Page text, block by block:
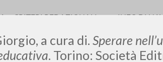
a cura di. Sperare
. Torino: Società
CRITERI REDAZIONALI INFO DI